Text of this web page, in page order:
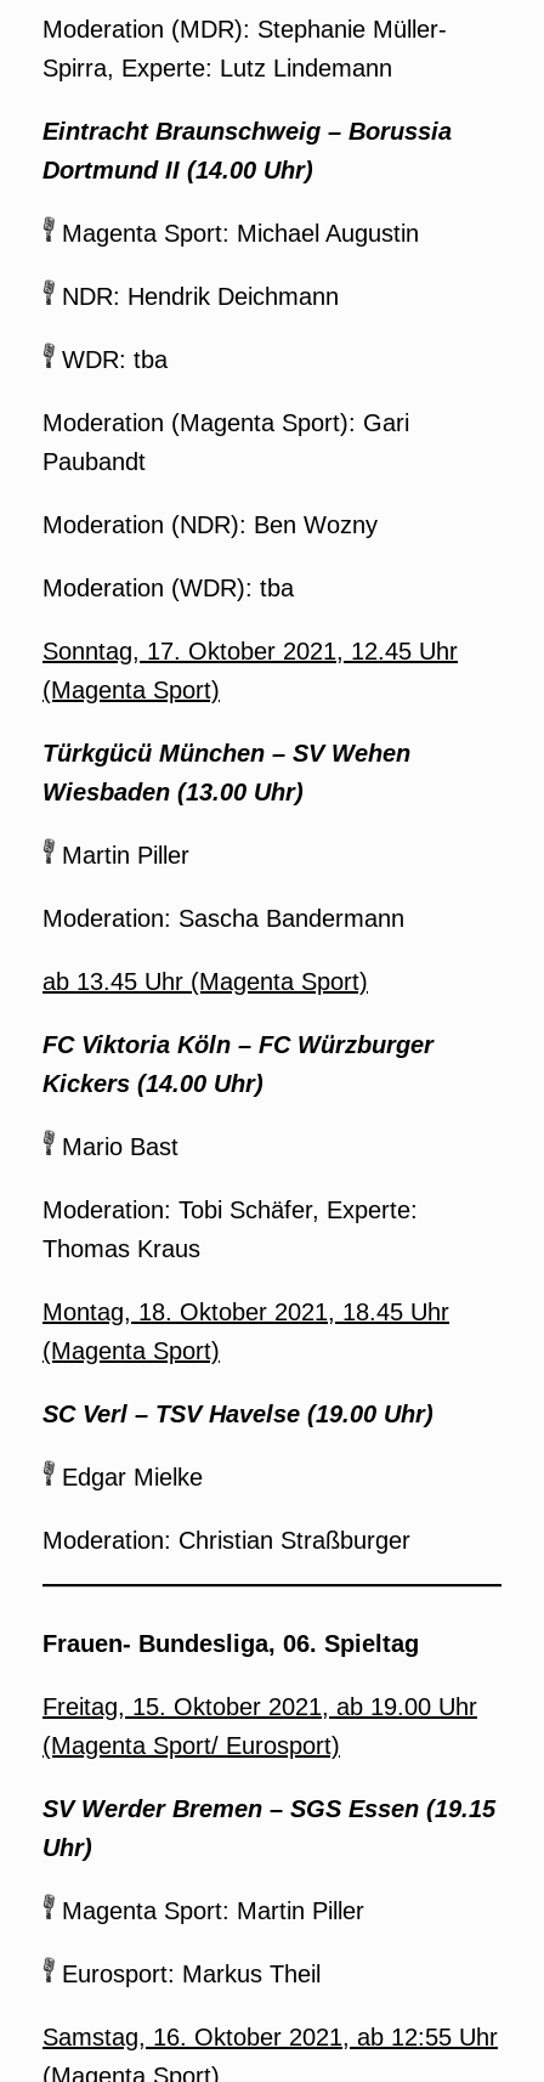
Moderation (MDR): Stephanie Müller-
Spirra, Experte: Lutz Lindemann
Eintracht Braunschweig – Borussia
Dortmund II (14.00 Uhr)
Magenta Sport: Michael Augustin
NDR: Hendrik Deichmann
WDR: tba
Moderation (Magenta Sport): Gari
Paubandt
Moderation (NDR): Ben Wozny
Moderation (WDR): tba
Sonntag, 17. Oktober 2021, 12.45 Uhr
(Magenta Sport)
Türkgücü München – SV Wehen
Wiesbaden (13.00 Uhr)
Martin Piller
Moderation: Sascha Bandermann
ab 13.45 Uhr (Magenta Sport)
FC Viktoria Köln – FC Würzburger
Kickers (14.00 Uhr)
Mario Bast
Moderation: Tobi Schäfer, Experte:
Thomas Kraus
Montag, 18. Oktober 2021, 18.45 Uhr
(Magenta Sport)
SC Verl – TSV Havelse (19.00 Uhr)
Edgar Mielke
Moderation: Christian Straßburger
Frauen- Bundesliga, 06. Spieltag
Freitag, 15. Oktober 2021, ab 19.00 Uhr
(Magenta Sport/ Eurosport)
SV Werder Bremen – SGS Essen (19.15
Uhr)
Magenta Sport: Martin Piller
Eurosport: Markus Theil
Samstag, 16. Oktober 2021, ab 12:55 Uhr
(Magenta Sport)